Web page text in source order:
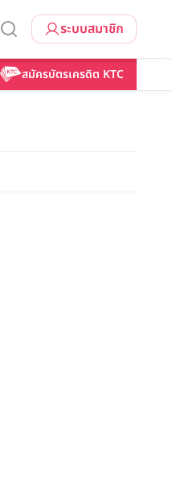
ระบบสมาชิก
สมัครบัตรเครดิต KTC